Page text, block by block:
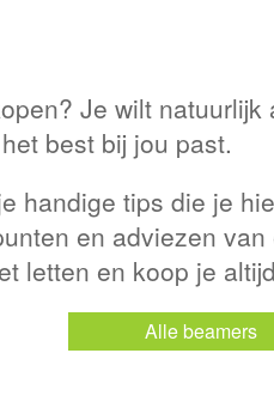
Je wilt
best bij jou past.
handige tips die je
en adviezen
letten en koop je
Alle beamers